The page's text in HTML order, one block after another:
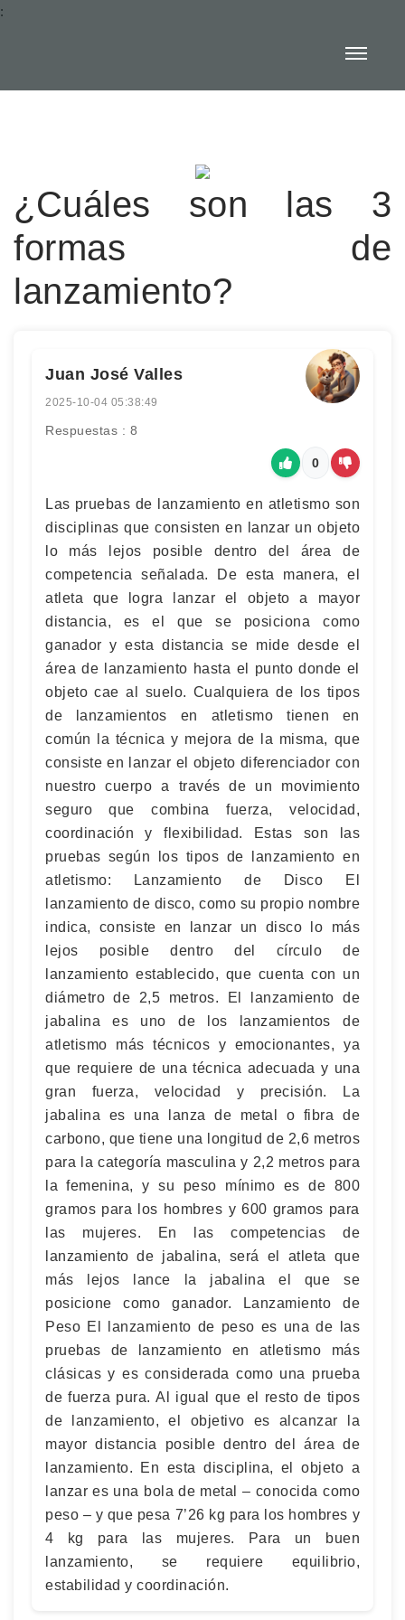
:
¿Cuáles son las 3
formas de
lanzamiento?
Juan José Valles
2025-10-04 05:38:49
Respuestas : 8
0
Las pruebas de lanzamiento en atletismo son
disciplinas que consisten en lanzar un objeto
lo más lejos posible dentro del área de
competencia señalada. De esta manera, el
atleta que logra lanzar el objeto a mayor
distancia, es el que se posiciona como
ganador y esta distancia se mide desde el
área de lanzamiento hasta el punto donde el
objeto cae al suelo. Cualquiera de los tipos
de lanzamientos en atletismo tienen en
común la técnica y mejora de la misma, que
consiste en lanzar el objeto diferenciador con
nuestro cuerpo a través de un movimiento
seguro que combina fuerza, velocidad,
coordinación y flexibilidad. Estas son las
pruebas según los tipos de lanzamiento en
atletismo: Lanzamiento de Disco El
lanzamiento de disco, como su propio nombre
indica, consiste en lanzar un disco lo más
lejos posible dentro del círculo de
lanzamiento establecido, que cuenta con un
diámetro de 2,5 metros. El lanzamiento de
jabalina es uno de los lanzamientos de
atletismo más técnicos y emocionantes, ya
que requiere de una técnica adecuada y una
gran fuerza, velocidad y precisión. La
jabalina es una lanza de metal o fibra de
carbono, que tiene una longitud de 2,6 metros
para la categoría masculina y 2,2 metros para
la femenina, y su peso mínimo es de 800
gramos para los hombres y 600 gramos para
las mujeres. En las competencias de
lanzamiento de jabalina, será el atleta que
más lejos lance la jabalina el que se
posicione como ganador. Lanzamiento de
Peso El lanzamiento de peso es una de las
pruebas de lanzamiento en atletismo más
clásicas y es considerada como una prueba
de fuerza pura. Al igual que el resto de tipos
de lanzamiento, el objetivo es alcanzar la
mayor distancia posible dentro del área de
lanzamiento. En esta disciplina, el objeto a
lanzar es una bola de metal – conocida como
peso – y que pesa 7’26 kg para los hombres y
4 kg para las mujeres. Para un buen
lanzamiento, se requiere equilibrio,
estabilidad y coordinación.